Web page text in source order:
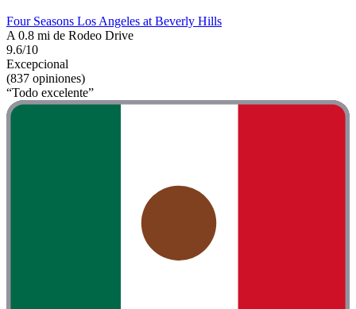
Four Seasons Los Angeles at Beverly Hills
A 0.8 mi de Rodeo Drive
9.6/10
Excepcional
(837 opiniones)
“Todo excelente”